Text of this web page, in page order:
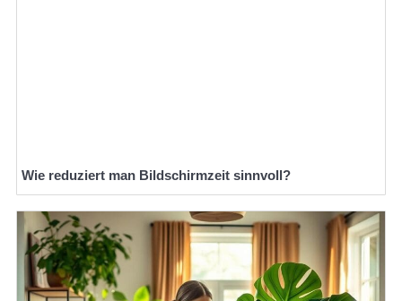
Wie reduziert man Bildschirmzeit sinnvoll?